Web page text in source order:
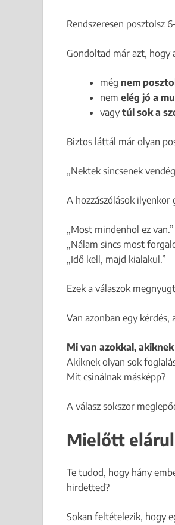
Rendszeresen posztolsz
Gondoltad már azt,
még nem
nem elég jó a
vagytúl sok a
Biztos láttál már olyan
„Nektek sincsenek
A hozzászólások ilyenkor
„Most mindenhol ez van.”
„Nálam sincs most
„Idő kell, majd kialakul.”
Ezek a válaszok
Van azonban egy
Mi van azokkal,
Akiknek olyan sok
Mit csinálnak másképp?
A válasz sokszor
Mielőtt
Te tudod, hogy hány
hirdetted?
Sokan feltételezik, hogy